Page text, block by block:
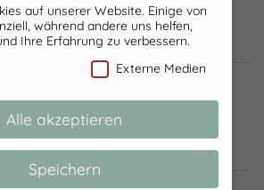
FURTHER READING...
auf unserer Website. Einige von
während andere uns helfen,
Ihre Erfahrung zu verbessern.
Externe Medien
Alle akzeptieren
Speichern